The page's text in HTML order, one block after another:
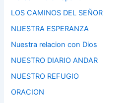
LOS CAMINOS DEL SEÑOR
NUESTRA ESPERANZA
Nuestra relacion con Dios
NUESTRO DIARIO ANDAR
NUESTRO REFUGIO
ORACION